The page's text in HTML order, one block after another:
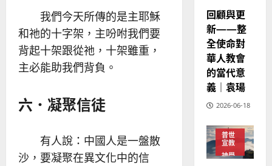
我們今天所傳的是主耶穌
和祂的十字架，主吩咐我們要
背起十架跟從祂，十架雖重，
主必能助我們背負。
六．凝聚信徒
有人說：中國人是一盤散
沙，要凝聚在異文化中的信
2025-
02-
20
回顧與更
新——整
全使命對
華人教會
的當代意
義｜袁瑒
2026-06-18
普世
宣教
神學